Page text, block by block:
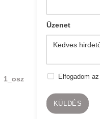
Üzenet
Elfogadom az
KÜLDÉS
1_osz